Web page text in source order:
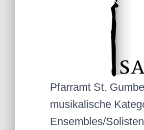
Pfarramt St.
musikalische
Ensembles/